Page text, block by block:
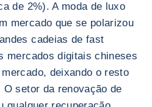
de 2%). A moda de luxo
mercado que se polarizou
cadeias de fast
mercados digitais chineses
deixando o resto
setor da renovação de